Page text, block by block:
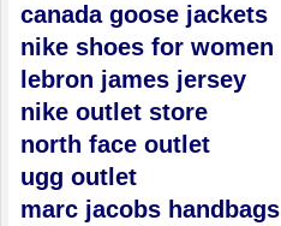
canada goose jackets
nike shoes for women
lebron james jersey
nike outlet store
north face outlet
ugg outlet
marc jacobs handbags